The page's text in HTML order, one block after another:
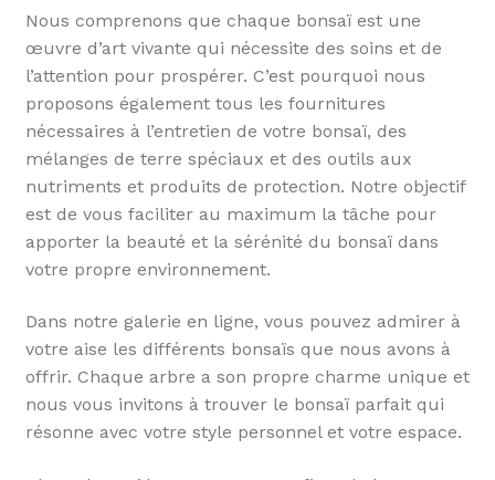
Nous comprenons que chaque bonsaï est une
œuvre d’art vivante qui nécessite des soins et de
l’attention pour prospérer. C’est pourquoi nous
proposons également tous les fournitures
nécessaires à l’entretien de votre bonsaï, des
mélanges de terre spéciaux et des outils aux
nutriments et produits de protection. Notre objectif
est de vous faciliter au maximum la tâche pour
apporter la beauté et la sérénité du bonsaï dans
votre propre environnement.
Dans notre galerie en ligne, vous pouvez admirer à
votre aise les différents bonsaïs que nous avons à
offrir. Chaque arbre a son propre charme unique et
nous vous invitons à trouver le bonsaï parfait qui
résonne avec votre style personnel et votre espace.